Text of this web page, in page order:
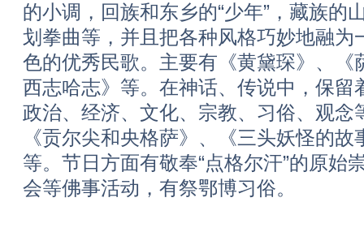
的小调，回族和东乡的“少年”，藏族的
划拳曲等，并且把各种风格巧妙地融为
色的优秀民歌。主要有《黄黛琛》、《
西志哈志》等。在神话、传说中，保留
政治、经济、文化、宗教、习俗、观念
《贡尔尖和央格萨》、《三头妖怪的
等。节日方面有敬奉“点格尔汗”的原始
会等佛事活动，有祭鄂博习俗。